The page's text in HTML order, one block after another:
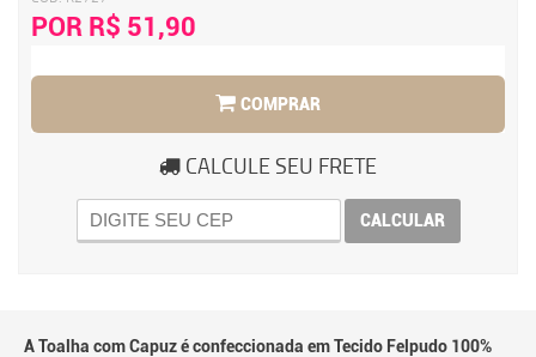
POR R$ 51,90
COMPRAR
CALCULE SEU FRETE
CALCULAR
A Toalha com Capuz é confeccionada em Tecido Felpudo 100%